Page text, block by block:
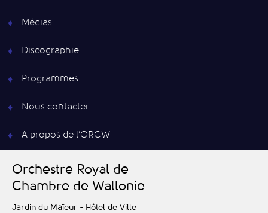
Médias
Discographie
Programmes
Nous contacter
A propos de l’ORCW
Orchestre Royal de
Chambre de Wallonie
Jardin du Maïeur - Hôtel de Ville